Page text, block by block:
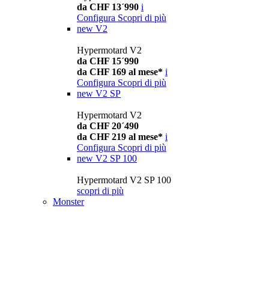
da CHF 13´990 i
Configura Scopri di più
new V2
Hypermotard V2
da CHF 15´990
da CHF 169 al mese* i
Configura Scopri di più
new V2 SP
Hypermotard V2
da CHF 20´490
da CHF 219 al mese* i
Configura Scopri di più
new V2 SP 100
Hypermotard V2 SP 100
scopri di più
Monster